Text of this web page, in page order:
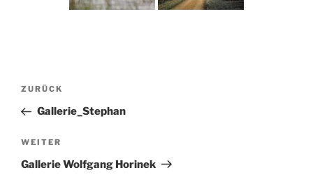
Beitragsnavigation
Vorheriger
Beitrag
ZURÜCK
Gallerie_Stephan
Nächster
Beitrag
WEITER
Gallerie Wolfgang Horinek